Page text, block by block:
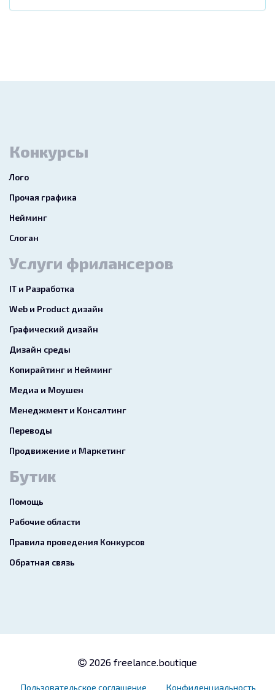
Конкурсы
Лого
Прочая графика
Нейминг
Слоган
Услуги фрилансеров
IT и Разработка
Web и Product дизайн
Графический дизайн
Дизайн среды
Копирайтинг и Нейминг
Медиа и Моушен
Менеджмент и Консалтинг
Переводы
Продвижение и Маркетинг
Бутик
Помощь
Рабочие области
Правила проведения Конкурсов
Обратная связь
2026 freelance.boutique
Пользовательское соглашение Конфиденциальность